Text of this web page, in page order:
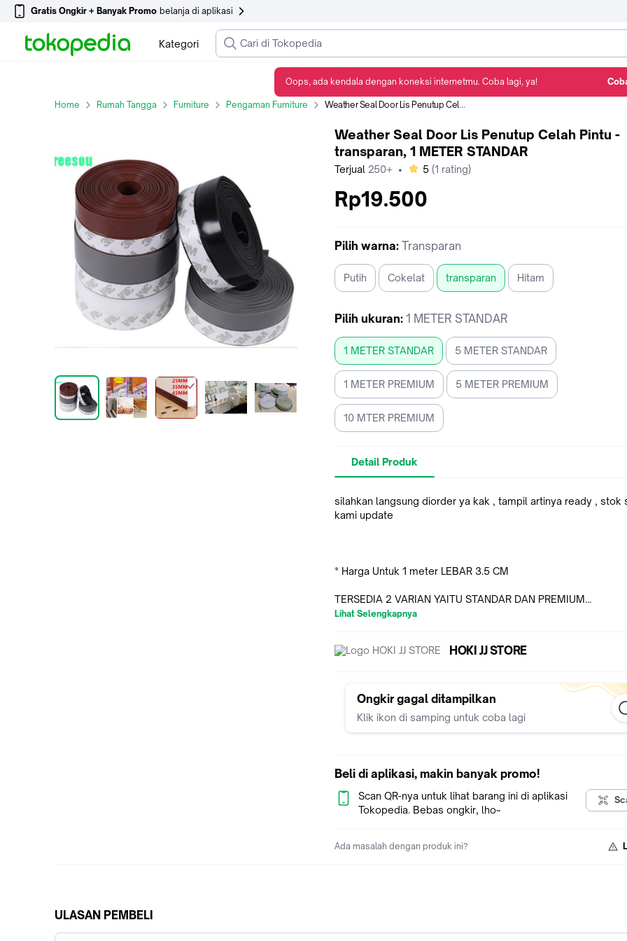
Gratis Ongkir + Banyak Promo belanja di aplikasi
Kategori
Home Rumah Tangga Furniture Pengaman Furniture Weather Seal Door Lis Penutup Celah Pintu - transparan, 1 METER STANDAR
Weather Seal Door Lis Penutup Celah Pintu -
transparan, 1 METER STANDAR
Terjual 250+ • bintang
5 (1 rating)
Rp19.500
Pilih warna: Transparan
Putih Cokelat transparan Hitam
Pilih ukuran: 1 METER STANDAR
1 METER STANDAR 5 METER STANDAR
1 METER PREMIUM 5 METER PREMIUM
10 MTER PREMIUM
Detail Produk
silahkan langsung diorder ya kak , tampil artinya ready , stok
kami update
* Harga Untuk 1 meter LEBAR 3.5 CM
TERSEDIA 2 VARIAN YAITU STANDAR DAN PREMIUM
Awas tertipu beli yang murah merk abal abal perekat gampang
Tesedia warna:
transparan
putih
ini varian lebar terbaik 3.5 cm sehingga menutup celah lebih
sempurna
Lihat Selengkapnya
HOKI JJ STORE
Ongkir gagal ditampilkan
Klik ikon di samping untuk coba lagi
Beli di aplikasi, makin banyak promo!
Scan QR-nya untuk lihat barang ini di aplikasi
Tokopedia. Bebas ongkir, lho~
Ada masalah dengan produk ini?
ULASAN PEMBELI
Oops, ada kendala dengan koneksi internetmu. Coba lagi, ya!